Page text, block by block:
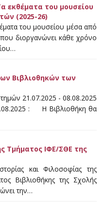
εκθέματα του μουσείου
(2025-26)
του μουσείου μέσα από
διοργανώνει κάθε χρόνο
Βιβλιοθηκών των
21.07.2025 - 08.08.2025
: Η Βιβλιοθήκη θα
Τμήματος ΙΦΕ/ΣΘΕ της
και Φιλοσοφίας της
Βιβλιοθήκης της Σχολής
την…